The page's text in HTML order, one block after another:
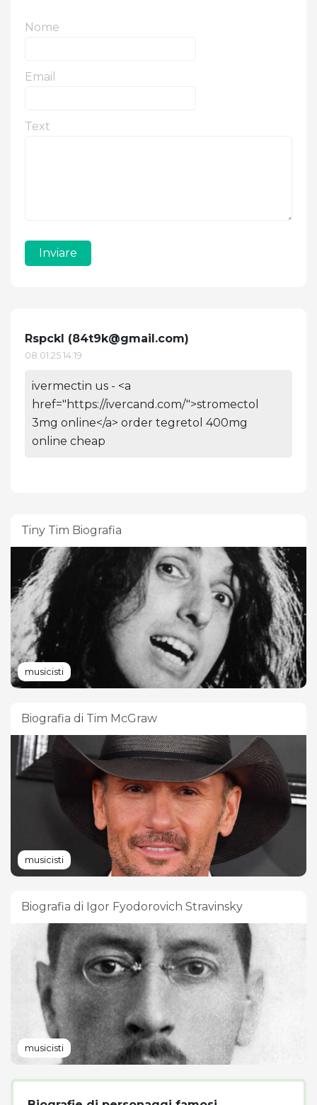
Nome
Email
Text
Inviare
Rspckl (84t9k@gmail.com)
08.01.25 14:19
ivermectin us - <a
href="https://ivercand.com/">stromectol
3mg online</a> order tegretol 400mg
online cheap
Tiny Tim Biografia
musicisti
Biografia di Tim McGraw
musicisti
Biografia di Igor Fyodorovich Stravinsky
musicisti